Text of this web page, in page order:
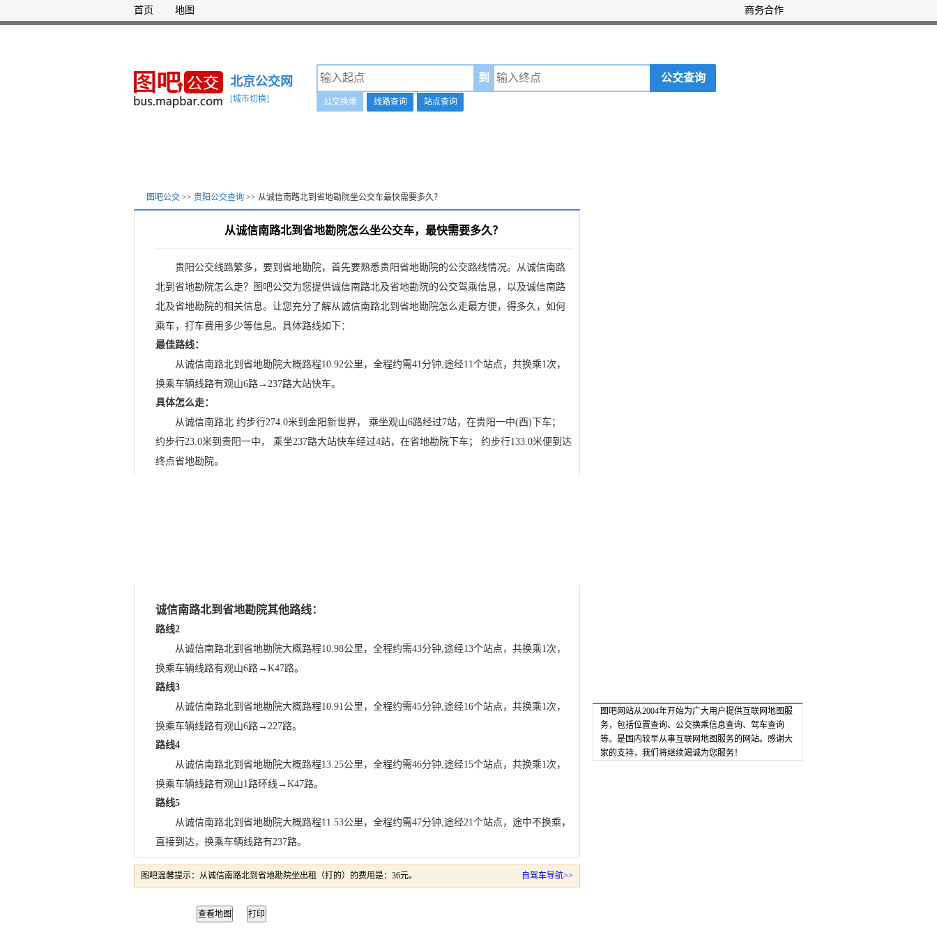
首页 地图 商务合作
北京公交网
[城市切换]
到 公交查询
公交换乘 线路查询 站点查询
图吧公交 >> 贵阳公交查询 >> 从诚信南路北到省地勘院坐公交车最快需要多久？
从诚信南路北到省地勘院怎么坐公交车，最快需要多久？
贵阳公交线路繁多，要到省地勘院，首先要熟悉贵阳省地勘院的公交路线情况。从诚信南路
北到省地勘院怎么走？图吧公交为您提供诚信南路北及省地勘院的公交驾乘信息，以及诚信南路
北及省地勘院的相关信息。让您充分了解从诚信南路北到省地勘院怎么走最方便，得多久，如何
乘车，打车费用多少等信息。具体路线如下：
最佳路线：
从诚信南路北到省地勘院大概路程10.92公里，全程约需41分钟,途经11个站点，共换乘1次，
换乘车辆线路有观山6路→237路大站快车。
具体怎么走：
从诚信南路北 约步行274.0米到金阳新世界， 乘坐观山6路经过7站，在贵阳一中(西)下车；
约步行23.0米到贵阳一中， 乘坐237路大站快车经过4站，在省地勘院下车； 约步行133.0米便到达
终点省地勘院。
诚信南路北到省地勘院其他路线：
路线2
从诚信南路北到省地勘院大概路程10.98公里，全程约需43分钟,途经13个站点，共换乘1次，
换乘车辆线路有观山6路→K47路。
路线3
从诚信南路北到省地勘院大概路程10.91公里，全程约需45分钟,途经16个站点，共换乘1次，
换乘车辆线路有观山6路→227路。
路线4
从诚信南路北到省地勘院大概路程13.25公里，全程约需46分钟,途经15个站点，共换乘1次，
换乘车辆线路有观山1路环线→K47路。
路线5
从诚信南路北到省地勘院大概路程11.53公里，全程约需47分钟,途经21个站点，途中不换乘，
直接到达，换乘车辆线路有237路。
自驾车导航>>
图吧温馨提示：从诚信南路北到省地勘院坐出租（打的）的费用是：36元。
查看地图 打印
图吧网站从2004年开始为广大用户提供互联网地图服
务，包括位置查询、公交换乘信息查询、驾车查询
等。是国内较早从事互联网地图服务的网站。感谢大
家的支持，我们将继续竭诚为您服务！